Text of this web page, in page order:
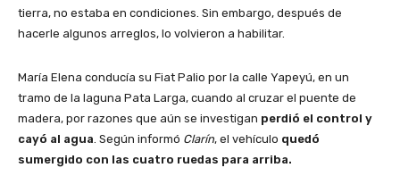
tierra, no estaba en condiciones. Sin embargo, después de
hacerle algunos arreglos, lo volvieron a habilitar.
María Elena conducía su Fiat Palio por la calle Yapeyú, en un
tramo de la laguna Pata Larga, cuando al cruzar el puente de
madera, por razones que aún se investigan perdió el control y
cayó al agua . Según informó Clarín, el vehículo quedó
sumergido con las cuatro ruedas para arriba.